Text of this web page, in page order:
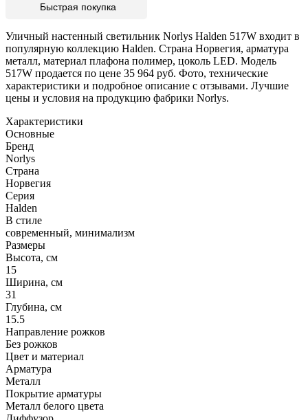
Быстрая покупка
Уличный настенный светильник Norlys Halden 517W входит в
популярную коллекцию Halden. Страна Норвегия, арматура
металл, материал плафона полимер, цоколь LED. Модель
517W продается по цене 35 964 руб. Фото, технические
характеристики и подробное описание с отзывами. Лучшие
цены и условия на продукцию фабрики Norlys.
Характеристики
Основные
Бренд
Norlys
Страна
Норвегия
Серия
Halden
В стиле
современный, минимализм
Размеры
Высота, см
15
Ширина, см
31
Глубина, см
15.5
Направление рожков
Без рожков
Цвет и материал
Арматура
Металл
Покрытие арматуры
Металл белого цвета